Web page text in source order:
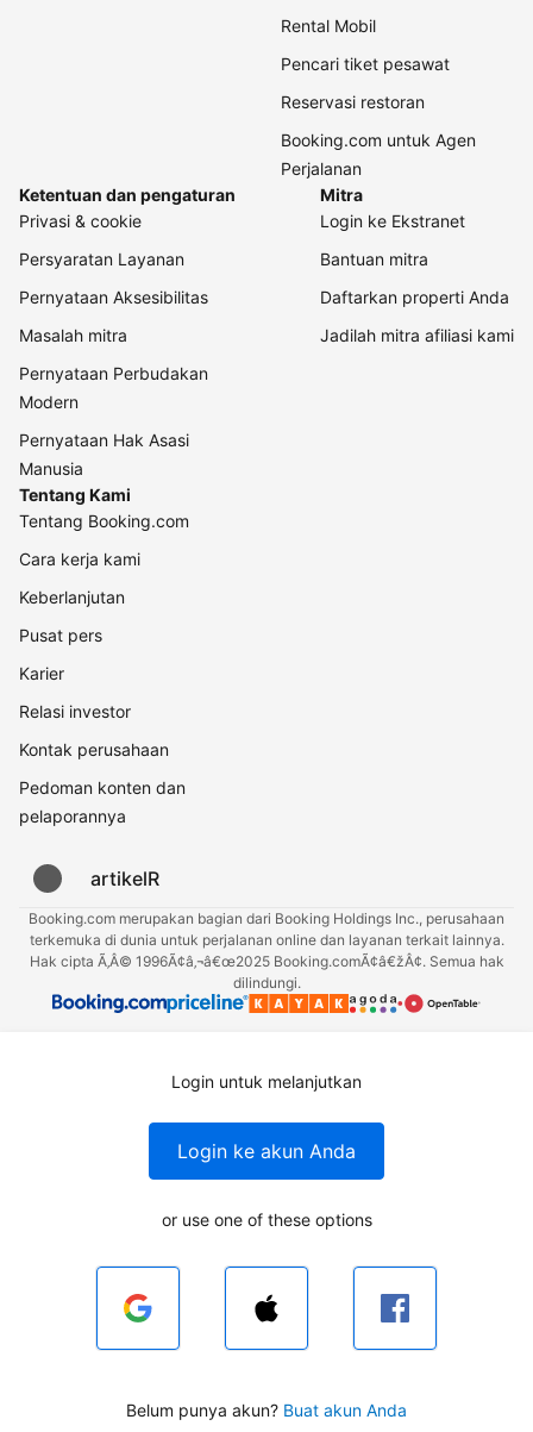
Rental Mobil
Pencari tiket pesawat
Reservasi restoran
Booking.com untuk Agen
Perjalanan
Ketentuan dan pengaturan
Privasi & cookie
Persyaratan Layanan
Pernyataan Aksesibilitas
Masalah mitra
Pernyataan Perbudakan
Modern
Pernyataan Hak Asasi
Manusia
Mitra
Login ke Ekstranet
Bantuan mitra
Daftarkan properti Anda
Jadilah mitra afiliasi kami
Tentang Kami
Tentang Booking.com
Cara kerja kami
Keberlanjutan
Pusat pers
Karier
Relasi investor
Kontak perusahaan
Pedoman konten dan
pelaporannya
artikelR
Booking.com merupakan bagian dari Booking Holdings Inc., perusahaan
terkemuka di dunia untuk perjalanan online dan layanan terkait lainnya.
Hak cipta Ã‚Â© 1996Ã¢â‚¬â€œ2025 Booking.comÃ¢â€žÂ¢. Semua hak
dilindungi.
Login untuk melanjutkan
Login ke akun Anda
or use one of these options
Belum punya akun? Buat akun Anda